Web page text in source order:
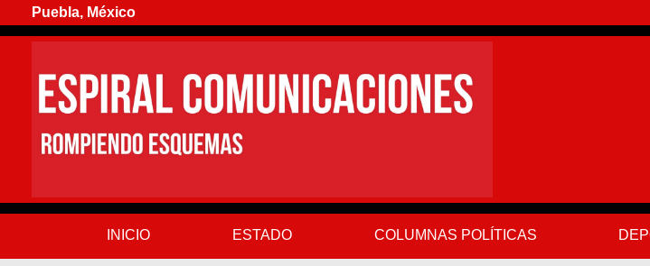
Puebla, México
INICIO ESTADO COLUMNAS POLÍTICAS